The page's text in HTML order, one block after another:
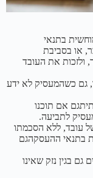
בתנאי
או בסביבת
ולזכות את העובד
גם כשהמעסיק לא ידע
אם תוכנו
לתביעה.
עובד, ללא הסכמתו
בתנאי ההעסקהגם
גם בגין נזק שאינו